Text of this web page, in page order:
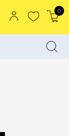
0